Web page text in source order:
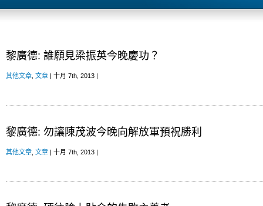
黎廣德: 誰願見梁振英今晚慶功？
其他文章 文章 | 十月 7th, 2013 |
黎廣德: 勿讓陳茂波今晚向解放軍預祝勝利
其他文章 文章 | 十月 7th, 2013 |